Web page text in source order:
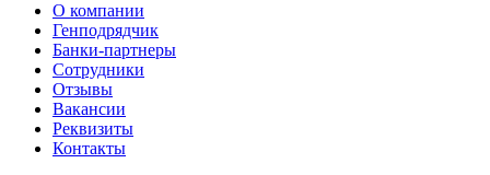
О компании
Генподрядчик
Банки-партнеры
Сотрудники
Отзывы
Вакансии
Реквизиты
Контакты